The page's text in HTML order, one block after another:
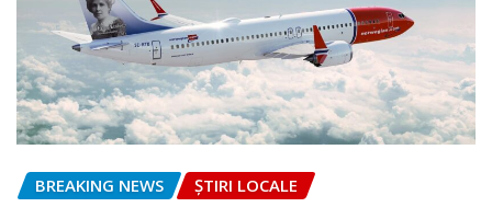
BREAKING NEWS ȘTIRI LOCALE